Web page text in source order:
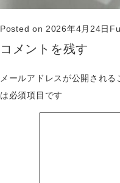
Posted on 2026年4月24日
コメントを残す
メールアドレスが公開される
は必須項目です